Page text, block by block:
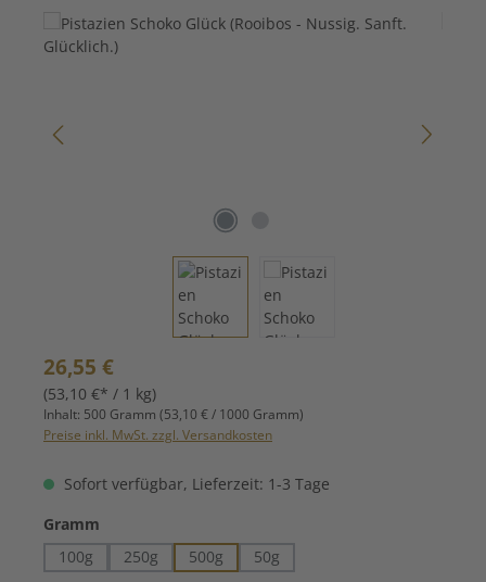
Bildergalerie überspringen
Regulärer Preis:
26,55 €
(53,10 €* / 1 kg)
Inhalt: 500 Gramm (53,10 € / 1000 Gramm)
Preise inkl. MwSt. zzgl. Versandkosten
Sofort verfügbar, Lieferzeit: 1-3 Tage
Gramm
100g
250g 500g 50g